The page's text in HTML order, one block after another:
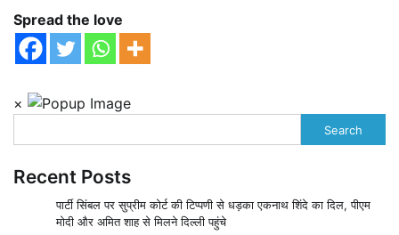
Spread the love
×
Search
Recent Posts
पार्टी सिंबल पर सुप्रीम कोर्ट की टिप्पणी से धड़का एकनाथ शिंदे का दिल, पीएम
मोदी और अमित शाह से मिलने दिल्ली पहुंचे